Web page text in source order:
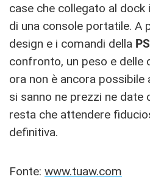
case che collegato al
di una console portatile. A
design e i comandi della
confronto, un peso e delle
ora non è ancora possibile
si sanno ne prezzi ne date
resta che attendere
definitiva.
Fonte: www.tuaw.com